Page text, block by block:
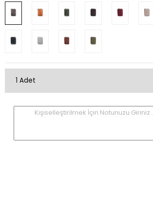
Kişiselleştirilmek İçin Notunuzu Giriniz..